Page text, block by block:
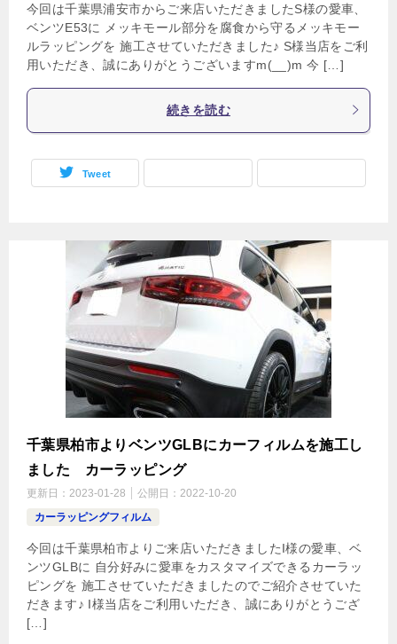
今回は千葉県浦安市からご来店いただきましたS様の愛車、
ベンツE53に メッキモール部分を腐食から守るメッキモー
ルラッピングを 施工させていただきました♪ S様当店をご利
用いただき、誠にありがとうございますm(__)m 今 […]
続きを読む
Tweet
千葉県柏市よりベンツGLBにカーフィルムを施工し
ました カーラッピング
更新日： 2023-01-28 公開日： 2022-10-20
カーラッピングフィルム
今回は千葉県柏市よりご来店いただきましたI様の愛車、ベ
ンツGLBに 自分好みに愛車をカスタマイズできるカーラッ
ピングを 施工させていただきましたのでご紹介させていた
だきます♪ I様当店をご利用いただき、誠にありがとうござ
[…]